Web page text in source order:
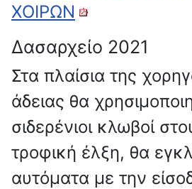
ΧΟΙΡΩΝ
Δασαρχείο 2021
Στα πλαίσια της
άδειας θα
σιδερένιοι κλωβοί
τροφική έλξη, θα
αυτόματα με την